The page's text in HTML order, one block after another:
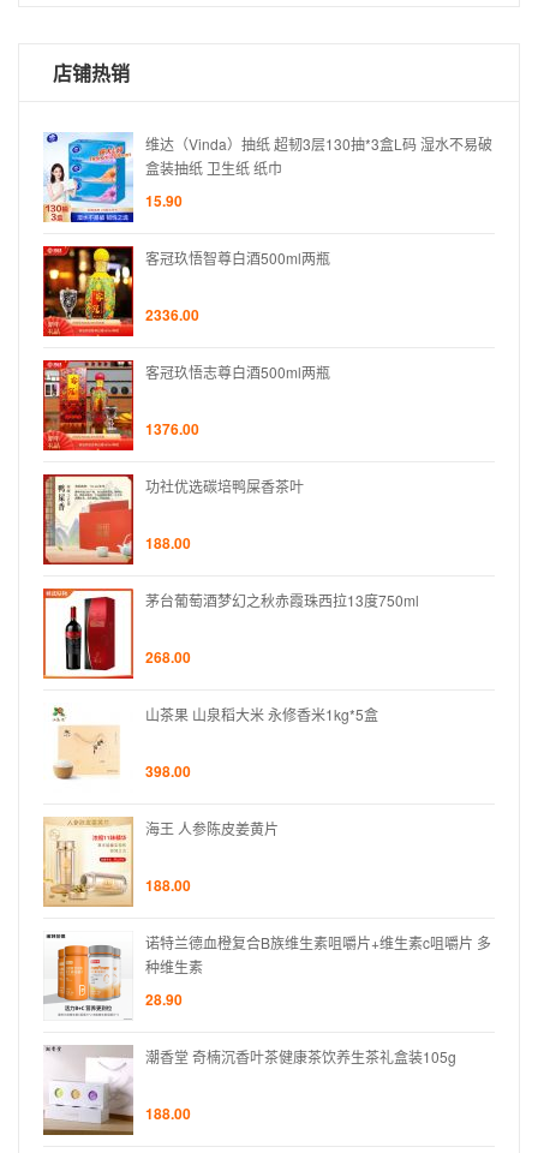
店铺热销
维达（Vinda）抽纸 超韧3层130抽*3盒L码 湿水不易破
盒装抽纸 卫生纸 纸巾
15.90
客冠玖悟智尊白酒500ml两瓶
2336.00
客冠玖悟志尊白酒500ml两瓶
1376.00
功社优选碳培鸭屎香茶叶
188.00
茅台葡萄酒梦幻之秋赤霞珠西拉13度750ml
268.00
山茶果 山泉稻大米 永修香米1kg*5盒
398.00
海王 人参陈皮姜黄片
188.00
诺特兰德血橙复合B族维生素咀嚼片+维生素c咀嚼片 多
种维生素
28.90
潮香堂 奇楠沉香叶茶健康茶饮养生茶礼盒装105g
188.00